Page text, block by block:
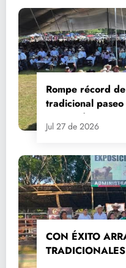
Rompe récord
tradicional
Fiestas de
Jul 27 de 2026
CON ÉXITO